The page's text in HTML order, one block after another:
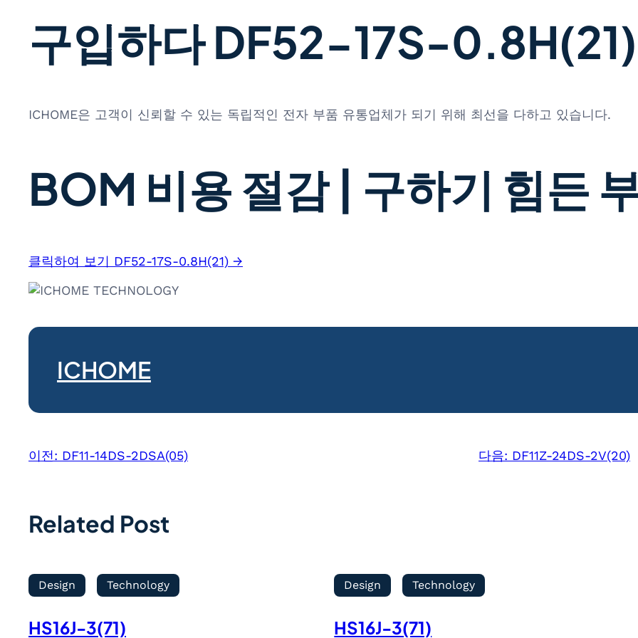
구입하다 DF52-17S-
ICHOME은 고객이 신뢰할 수 있는 독립적인 전자 부품 유통업체가 되기 위해 최선을 다하고 있습니다.
BOM 비용 절감 | 구하기 힘든
클릭하여 보기 DF52-17S-0.8H(21) →
ICHOME
이전: DF11-14DS-2DSA(05) 다음: DF11Z-24DS-2V(20)
Related Post
Design Technology
HS16J-3(71)
Design Technology
HS16J-3(71)